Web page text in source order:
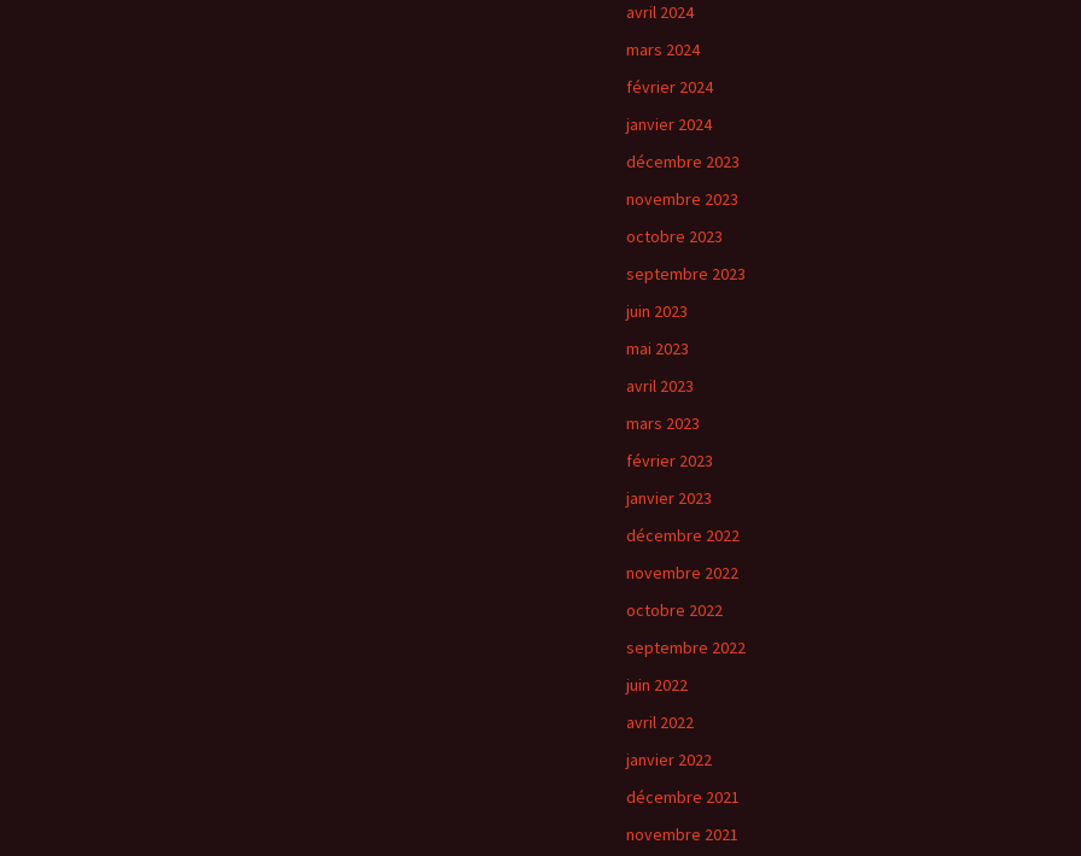
avril 2024
mars 2024
février 2024
janvier 2024
décembre 2023
novembre 2023
octobre 2023
septembre 2023
juin 2023
mai 2023
avril 2023
mars 2023
février 2023
janvier 2023
décembre 2022
novembre 2022
octobre 2022
septembre 2022
juin 2022
avril 2022
janvier 2022
décembre 2021
novembre 2021